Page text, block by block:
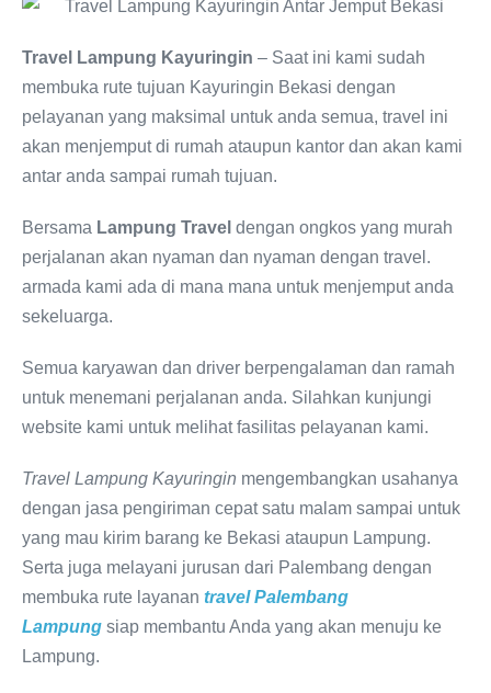
Travel Lampung Kayuringin – Saat ini kami sudah
membuka rute tujuan Kayuringin Bekasi dengan
pelayanan yang maksimal untuk anda semua, travel ini
akan menjemput di rumah ataupun kantor dan akan kami
antar anda sampai rumah tujuan.
Bersama Lampung Travel dengan ongkos yang murah
perjalanan akan nyaman dan nyaman dengan travel.
armada kami ada di mana mana untuk menjemput anda
sekeluarga.
Semua karyawan dan driver berpengalaman dan ramah
untuk menemani perjalanan anda. Silahkan kunjungi
website kami untuk melihat fasilitas pelayanan kami.
Travel Lampung Kayuringin mengembangkan usahanya
dengan jasa pengiriman cepat satu malam sampai untuk
yang mau kirim barang ke Bekasi ataupun Lampung.
Serta juga melayani jurusan dari Palembang dengan
membuka rute layanan travel Palembang
Lampung siap membantu Anda yang akan menuju ke
Lampung.